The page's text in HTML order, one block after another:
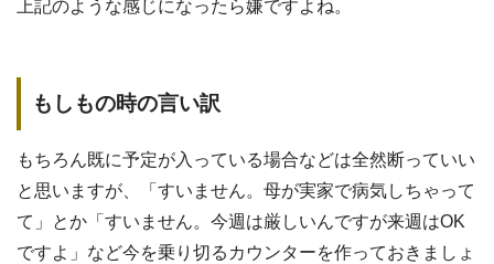
上記のような感じになったら嫌ですよね。
もしもの時の言い訳
もちろん既に予定が入っている場合などは全然断っていい
と思いますが、「すいません。母が実家で病気しちゃって
て」とか「すいません。今週は厳しいんですが来週はOK
ですよ」など今を乗り切るカウンターを作っておきましょ